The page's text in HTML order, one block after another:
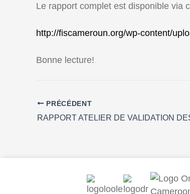
Le rapport complet est disponible via
http://fiscameroun.org/wp-content/
Bonne lecture!
PRÉCÉDENT